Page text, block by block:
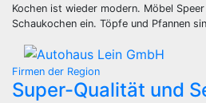
Kochen ist wieder modern. Möbel
Schaukochen ein. Töpfe und Pfannen
Firmen der Region
Super-Qualität und